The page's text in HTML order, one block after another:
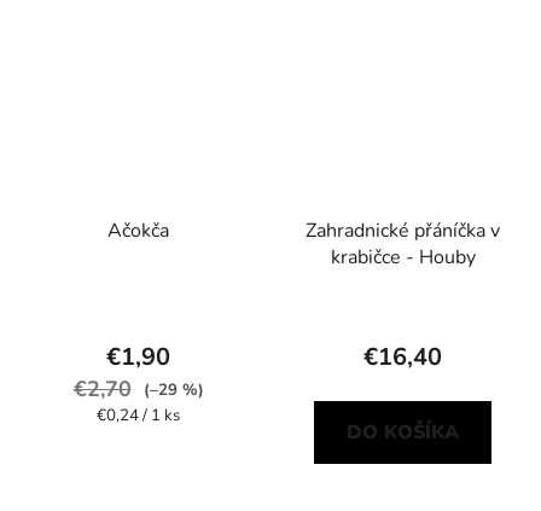
Ačokča
€1,90
€2,70
(–29 %)
Jednotková
€0,24 / 1 ks
Zahradnické přáníčka v
krabičce - Houby
€16,40
DO KOŠÍKA